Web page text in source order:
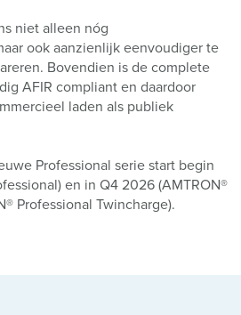
niet alleen nóg
ook aanzienlijk eenvoudiger te
Bovendien is de complete
AFIR compliant en daardoor
laden als publiek
Professional serie start begin
en in Q4 2026 (AMTRON®
Professional Twincharge).